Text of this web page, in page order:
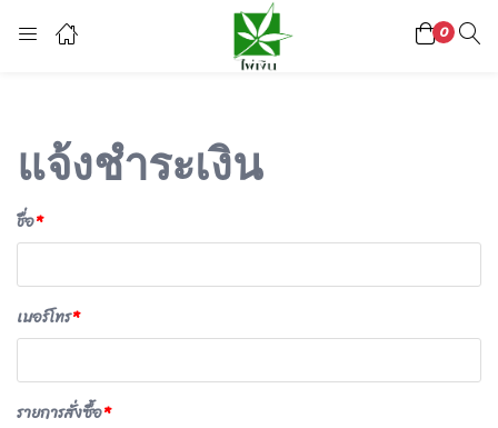
0
Register
แจ้งชำระเงิน
ชื่อ*
เบอร์โทร*
รายการสั่งซื้อ*